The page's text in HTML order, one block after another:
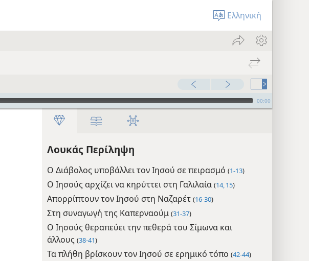
Ελληνική
00:00
Λουκάς Περίληψη
Ο Διάβολος υποβάλλει τον Ιησού σε πειρασμό (1-13)
Ο Ιησούς αρχίζει να κηρύττει στη Γαλιλαία (14, 15)
Απορρίπτουν τον Ιησού στη Ναζαρέτ (16-30)
Στη συναγωγή της Καπερναούμ (31-37)
Ο Ιησούς θεραπεύει την πεθερά του Σίμωνα και
άλλους (38-41)
Τα πλήθη βρίσκουν τον Ιησού σε ερημικό τόπο (42-44)